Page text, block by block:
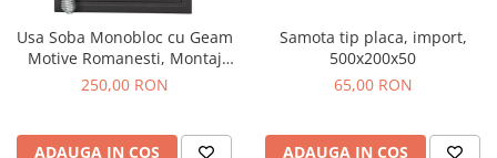
Usa Soba Monobloc cu Geam
Motive Romanesti, Montaj
(Lxh mm): 400x215 mm
250,00 RON
ADAUGA IN COS
Samota tip placa, import,
500x200x50
65,00 RON
ADAUGA IN COS